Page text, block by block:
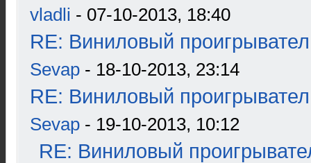
vladli - 07-10-2013, 18:40
RE: Виниловый
Sevap - 18-10-2013, 23:14
RE: Виниловый
Sevap - 19-10-2013, 10:12
RE: Виниловый